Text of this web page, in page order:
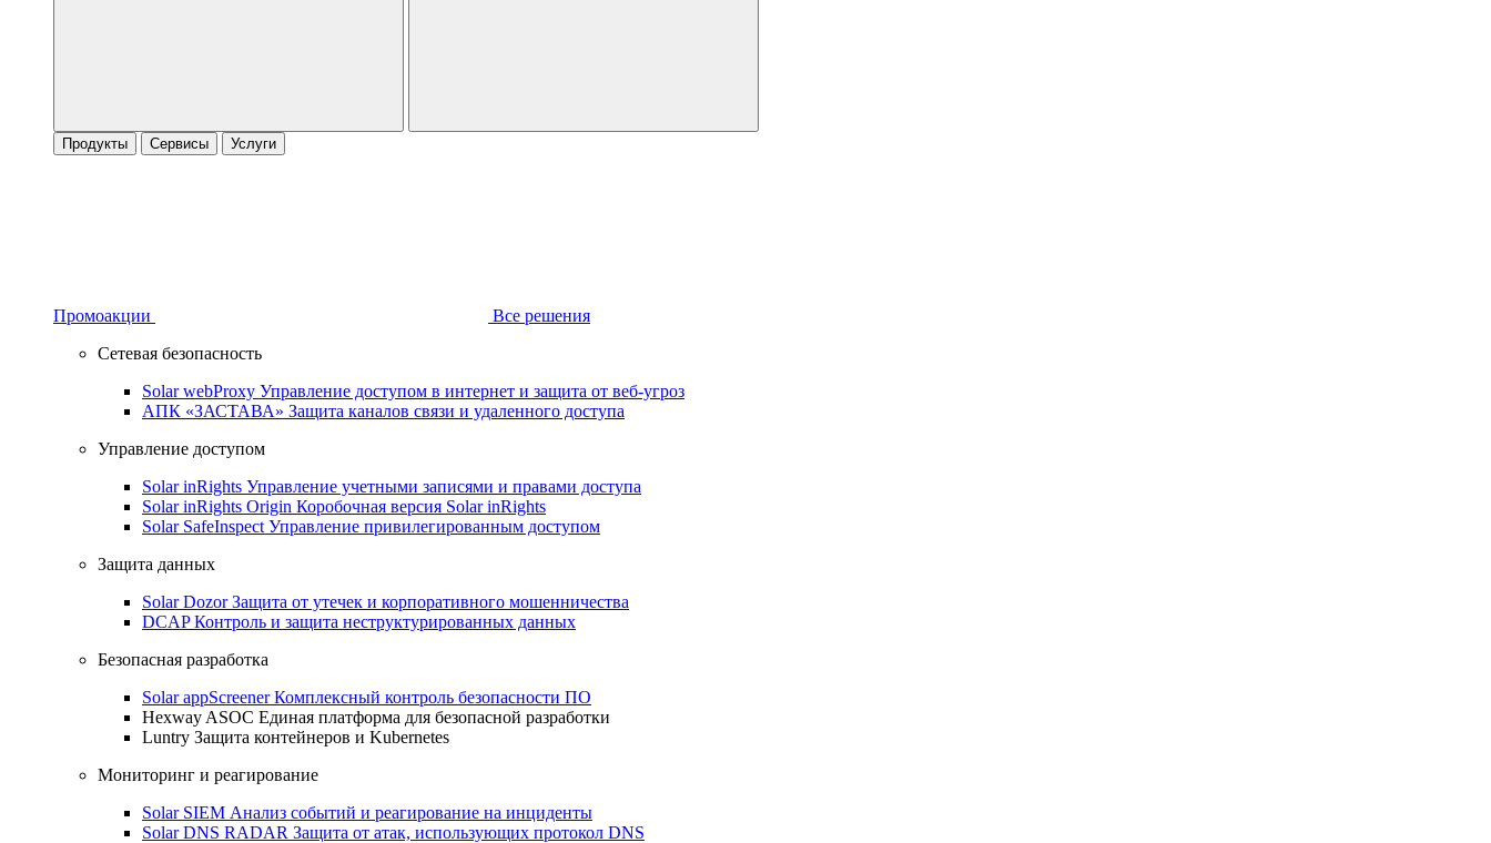
Продукты Сервисы Услуги
Промоакции
Все решения
Сетевая безопасность
Solar webProxy Управление доступом в интернет и защита от веб-угроз
АПК «ЗАСТАВА» Защита каналов связи и удаленного доступа
Управление доступом
Solar inRights Управление учетными записями и правами доступа
Solar inRights Origin Коробочная версия Solar inRights
Solar SafeInspect Управление привилегированным доступом
Защита данных
Solar DozorЗащита от утечек и корпоративного мошенничества
DCAPКонтроль и защита неструктурированных данных
Безопасная разработка
Solar appScreenerКомплексный контроль безопасности ПО
Hexway ASOC Единая платформа для безопасной разработки
Luntry Защита контейнеров и Kubernetes
Мониторинг и реагирование
Solar SIEM Анализ событий и реагирование на инциденты
Solar DNS RADAR Защита от атак, использующих протокол DNS